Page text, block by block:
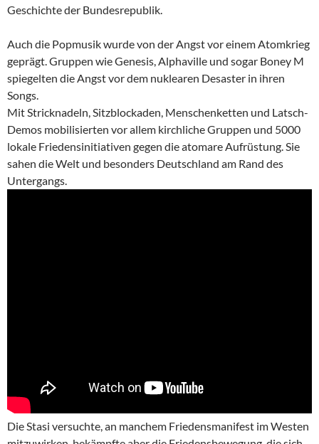
Geschichte der Bundesrepublik.
Auch die Popmusik wurde von der Angst vor einem Atomkrieg
geprägt. Gruppen wie Genesis, Alphaville und sogar Boney M
spiegelten die Angst vor dem nuklearen Desaster in ihren
Songs.
Mit Stricknadeln, Sitzblockaden, Menschenketten und Latsch-
Demos mobilisierten vor allem kirchliche Gruppen und 5000
lokale Friedensinitiativen gegen die atomare Aufrüstung. Sie
sahen die Welt und besonders Deutschland am Rand des
Untergangs.
Die Stasi versuchte, an manchem Friedensmanifest im Westen